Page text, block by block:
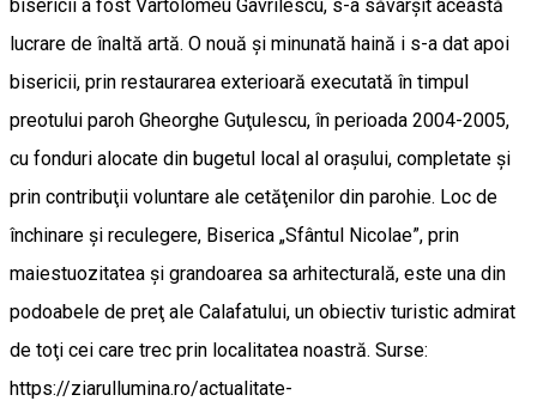
bisericii a fost Vartolomeu Gavrilescu, s-a săvârşit această
lucrare de înaltă artă. O nouă şi minunată haină i s-a dat apoi
bisericii, prin restaurarea exterioară executată în timpul
preotului paroh Gheorghe Guţulescu, în perioada 2004-2005,
cu fonduri alocate din bugetul local al oraşului, completate şi
prin contribuţii voluntare ale cetăţenilor din parohie. Loc de
închinare şi reculegere, Biserica „Sfântul Nicolae”, prin
maiestuozitatea şi grandoarea sa arhitecturală, este una din
podoabele de preţ ale Calafatului, un obiectiv turistic admirat
de toţi cei care trec prin localitatea noastră. Surse:
https://ziarullumina.ro/actualitate-